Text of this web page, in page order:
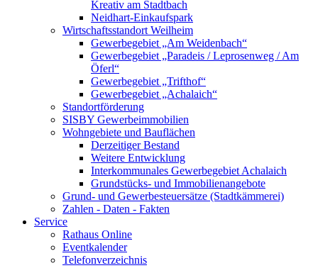
Kreativ am Stadtbach
Neidhart-Einkaufspark
Wirtschaftsstandort Weilheim
Gewerbegebiet „Am Weidenbach“
Gewerbegebiet „Paradeis / Leprosenweg / Am
Öferl“
Gewerbegebiet „Trifthof“
Gewerbegebiet „Achalaich“
Standortförderung
SISBY Gewerbeimmobilien
Wohngebiete und Bauflächen
Derzeitiger Bestand
Weitere Entwicklung
Interkommunales Gewerbegebiet Achalaich
Grundstücks- und Immobilienangebote
Grund- und Gewerbesteuersätze (Stadtkämmerei)
Zahlen - Daten - Fakten
Service
Rathaus Online
Eventkalender
Telefonverzeichnis